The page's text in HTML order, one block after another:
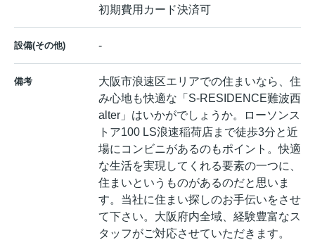
初期費用カード決済可
設備(その他) -
備考
大阪市浪速区エリアでの住まいなら、住
み心地も快適な「S-RESIDENCE難波西
alter」はいかがでしょうか。ローソンス
トア100 LS浪速稲荷店まで徒歩3分と近
場にコンビニがあるのもポイント。快適
な生活を実現してくれる要素の一つに、
住まいというものがあるのだと思いま
す。当社に住まい探しのお手伝いをさせ
て下さい。大阪府内全域、経験豊富なス
タッフがご対応させていただきます。